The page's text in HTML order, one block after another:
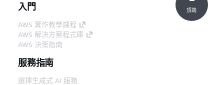
入門
AWS 實作教學課程
AWS 解決方案程式庫
AWS 決策指南
服務指南
選擇生成式 AI 服務
頂端